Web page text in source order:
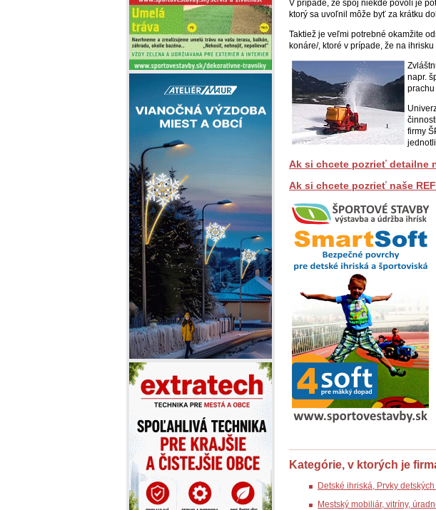
V prípade, že spoj niekde povolí je
ktorý sa uvoľnil môže byť za krátku
Taktiež je veľmi potrebné okamžite
konáre/, ktoré v prípade, že na
napr.
prachu
firmy
Ak si chcete pozrieť detailne
Ak si chcete pozrieť naše
Kategórie, v ktorých je
Detské ihriská, Prvky
Mestský mobiliár, vitríny,